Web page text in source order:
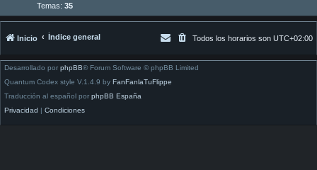
Temas: 35
Inicio Índice general Todos los horarios son UTC+02:00
Desarrollado por phpBB® Forum Software © phpBB Limited
Quantum Codex style V.1.4.9 by FanFanlaTuFlippe
Traducción al español por phpBB España
Privacidad
Condiciones